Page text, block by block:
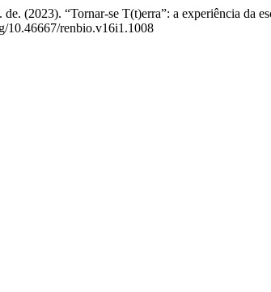
(2023). “Tornar-se T(t)erra”: a experiência da
10.46667/renbio.v16i1.1008